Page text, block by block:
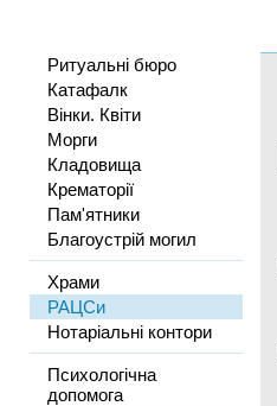
Ритуальні бюро
Катафалк
Вінки. Квіти
Морги
Кладовища
Крематорії
Пам'ятники
Благоустрій могил
Храми
РАЦСи
Нотаріальні контори
Психологічна
допомога